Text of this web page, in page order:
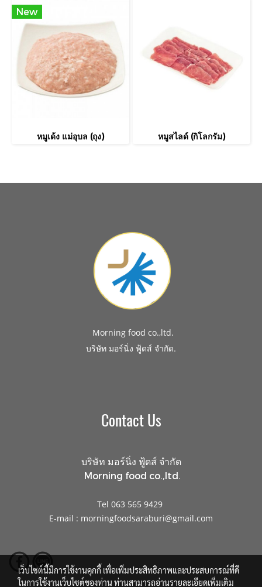
New
หมูเด้ง แม่อุบล (ถุง) หมูสไลด์ (กิโลกรัม)
Morning food co.,ltd.
บริษัท มอร์นิ่ง ฟู้ดส์ จำกัด.
Contact Us
บริษัท มอร์นิ่ง ฟู้ดส์ จำกัด
Morning food co.,ltd.
Tel 063 565 9429
E-mail : morningfoodsaraburi@gmail.com
เว็บไซต์นี้มีการใช้งานคุกกี้ เพื่อเพิ่มประสิทธิภาพและประสบการณ์ที่ดี
ในการใช้งานเว็บไซต์ของท่าน ท่านสามารถอ่านรายละเอียดเพิ่มเติม